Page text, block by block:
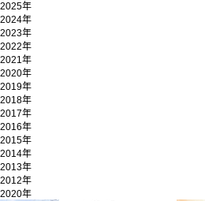
2025年
2024年
2023年
2022年
2021年
2020年
2019年
2018年
2017年
2016年
2015年
2014年
2013年
2012年
2020年